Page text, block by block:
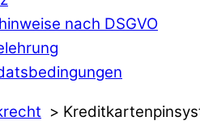
nach DSGVO